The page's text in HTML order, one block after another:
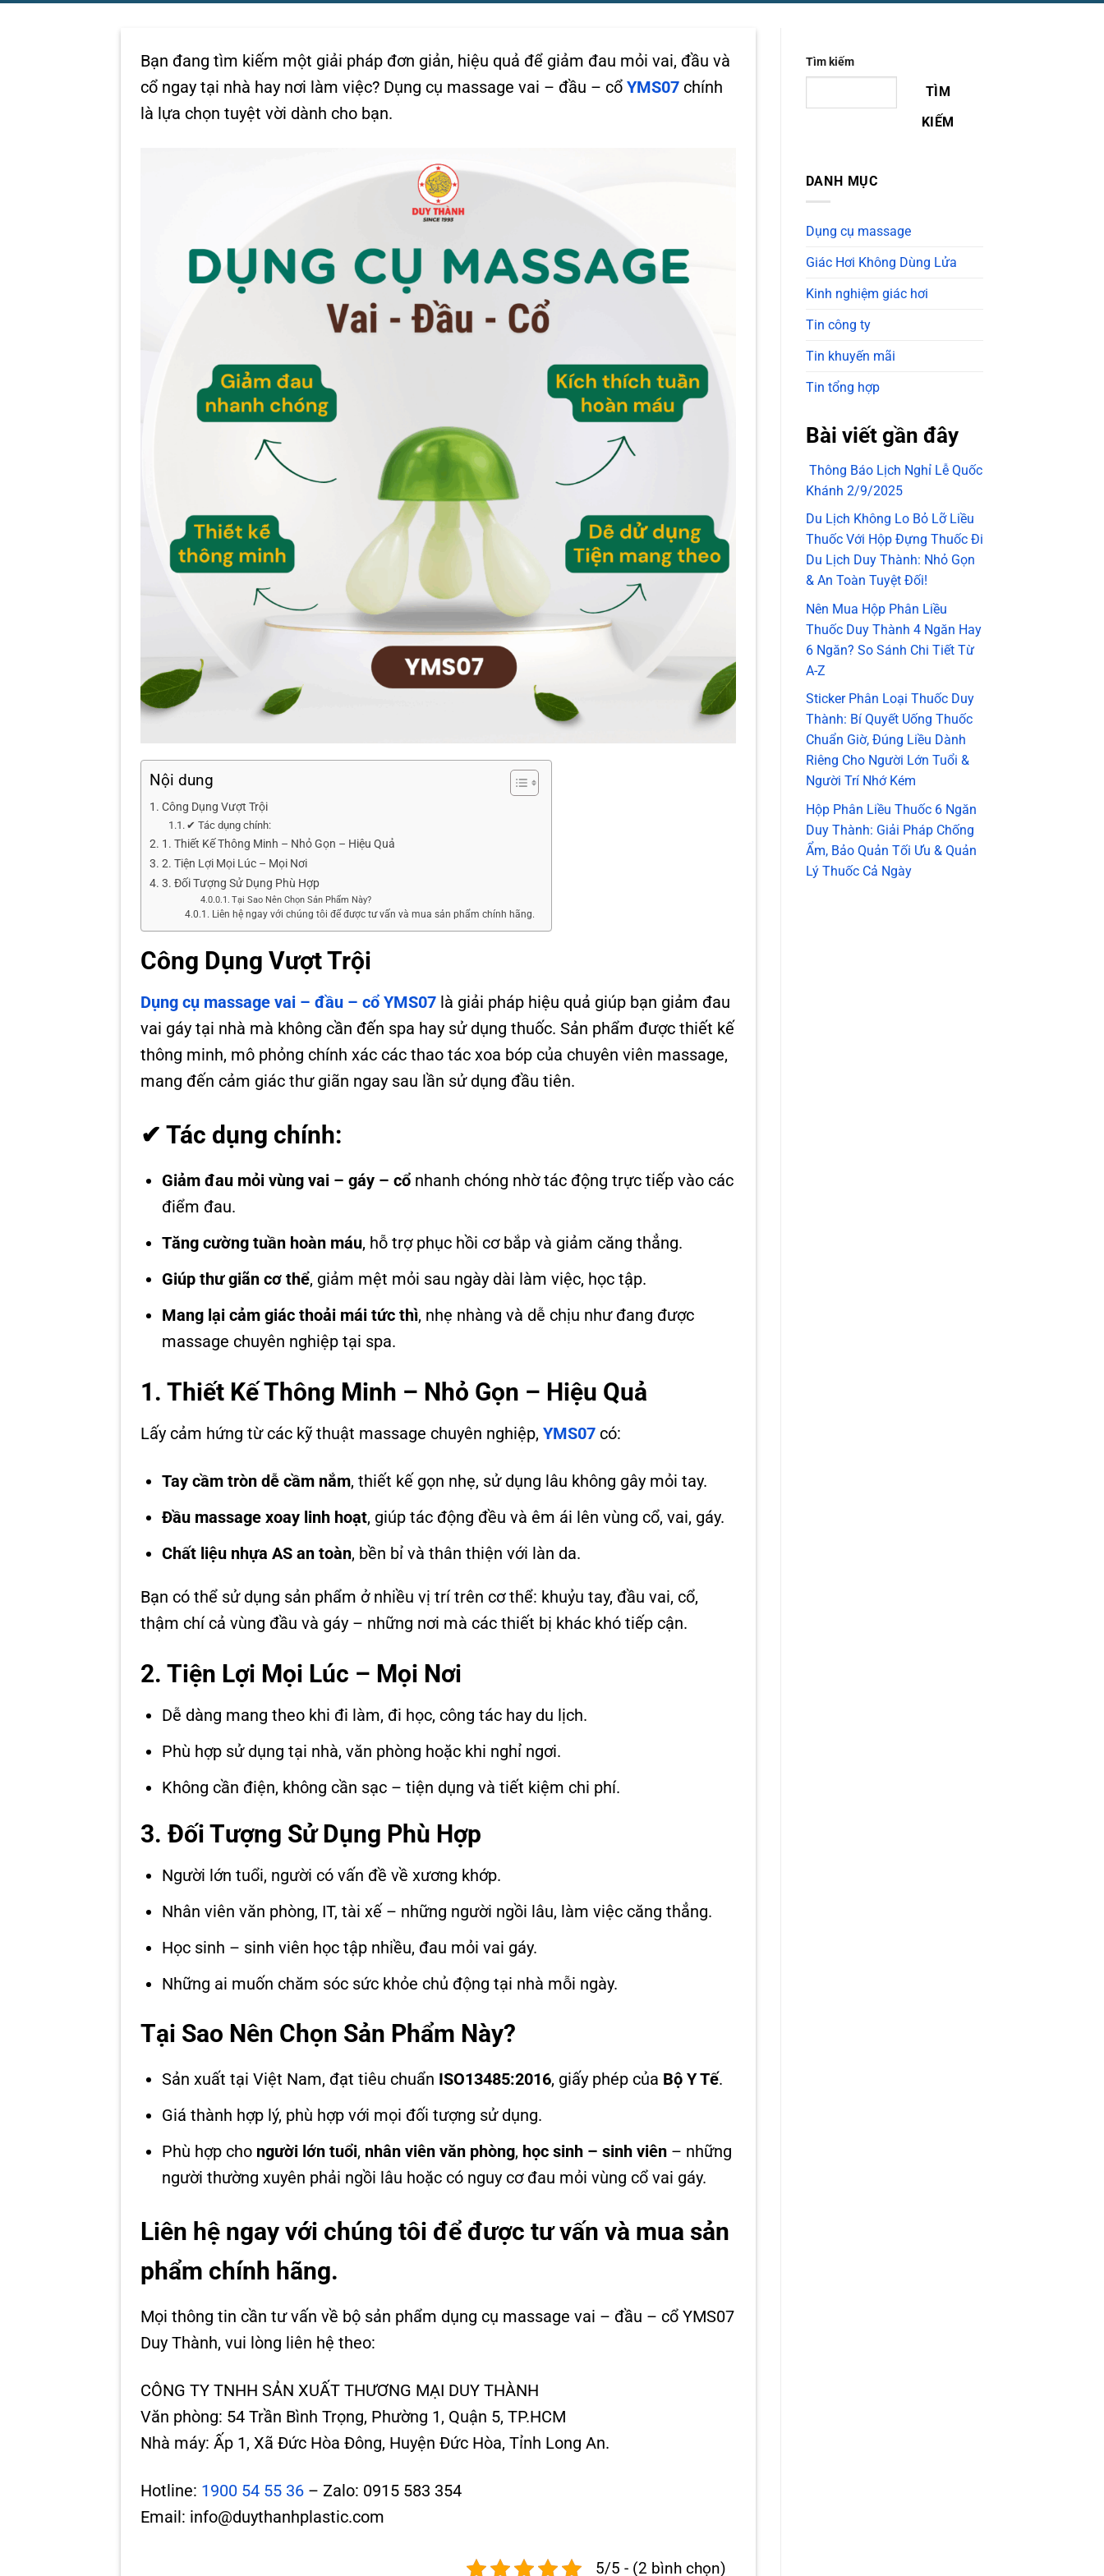
Bạn đang tìm kiếm một giải pháp đơn giản, hiệu quả để giảm đau mỏi vai, đầu và
cổ ngay tại nhà hay nơi làm việc? Dụng cụ massage vai – đầu – cổ YMS07 chính
là lựa chọn tuyệt vời dành cho bạn.
Nội dung
Công Dụng Vượt Trội
✔ Tác dụng chính:
1. Thiết Kế Thông Minh – Nhỏ Gọn – Hiệu Quả
2. Tiện Lợi Mọi Lúc – Mọi Nơi
3. Đối Tượng Sử Dụng Phù Hợp
Tại Sao Nên Chọn Sản Phẩm Này?
Liên hệ ngay với chúng tôi để được tư vấn và mua sản phẩm chính hãng.
Công Dụng Vượt Trội
Dụng cụ massage vai – đầu – cổ YMS07 là giải pháp hiệu quả giúp bạn giảm đau
vai gáy tại nhà mà không cần đến spa hay sử dụng thuốc. Sản phẩm được thiết kế
thông minh, mô phỏng chính xác các thao tác xoa bóp của chuyên viên massage,
mang đến cảm giác thư giãn ngay sau lần sử dụng đầu tiên.
✔ Tác dụng chính:
Giảm đau mỏi vùng vai – gáy – cổ nhanh chóng nhờ tác động trực tiếp vào các
điểm đau.
Tăng cường tuần hoàn máu, hỗ trợ phục hồi cơ bắp và giảm căng thẳng.
Giúp thư giãn cơ thể, giảm mệt mỏi sau ngày dài làm việc, học tập.
Mang lại cảm giác thoải mái tức thì, nhẹ nhàng và dễ chịu như đang được
massage chuyên nghiệp tại spa.
1. Thiết Kế Thông Minh – Nhỏ Gọn – Hiệu Quả
Lấy cảm hứng từ các kỹ thuật massage chuyên nghiệp, YMS07 có:
Tay cầm tròn dễ cầm nắm, thiết kế gọn nhẹ, sử dụng lâu không gây mỏi tay.
Đầu massage xoay linh hoạt, giúp tác động đều và êm ái lên vùng cổ, vai, gáy.
Chất liệu nhựa AS an toàn, bền bỉ và thân thiện với làn da.
Bạn có thể sử dụng sản phẩm ở nhiều vị trí trên cơ thể: khuỷu tay, đầu vai, cổ,
thậm chí cả vùng đầu và gáy – những nơi mà các thiết bị khác khó tiếp cận.
2. Tiện Lợi Mọi Lúc – Mọi Nơi
Dễ dàng mang theo khi đi làm, đi học, công tác hay du lịch.
Phù hợp sử dụng tại nhà, văn phòng hoặc khi nghỉ ngơi.
Không cần điện, không cần sạc – tiện dụng và tiết kiệm chi phí.
3. Đối Tượng Sử Dụng Phù Hợp
Người lớn tuổi, người có vấn đề về xương khớp.
Nhân viên văn phòng, IT, tài xế – những người ngồi lâu, làm việc căng thẳng.
Học sinh – sinh viên học tập nhiều, đau mỏi vai gáy.
Những ai muốn chăm sóc sức khỏe chủ động tại nhà mỗi ngày.
Tại Sao Nên Chọn Sản Phẩm Này?
Sản xuất tại Việt Nam, đạt tiêu chuẩn ISO13485:2016, giấy phép của Bộ Y Tế.
Giá thành hợp lý, phù hợp với mọi đối tượng sử dụng.
Phù hợp cho người lớn tuổi, nhân viên văn phòng, học sinh – sinh viên – những
người thường xuyên phải ngồi lâu hoặc có nguy cơ đau mỏi vùng cổ vai gáy.
Liên hệ ngay với chúng tôi để được tư vấn và mua sản
phẩm chính hãng.
Mọi thông tin cần tư vấn về bộ sản phẩm dụng cụ massage vai – đầu – cổ YMS07
Duy Thành, vui lòng liên hệ theo:
CÔNG TY TNHH SẢN XUẤT THƯƠNG MẠI DUY THÀNH
Văn phòng: 54 Trần Bình Trọng, Phường 1, Quận 5, TP.HCM
Nhà máy: Ấp 1, Xã Đức Hòa Đông, Huyện Đức Hòa, Tỉnh Long An.
Hotline: 1900 54 55 36 – Zalo: 0915 583 354
Email: info@duythanhplastic.com
5/5 - (2 bình chọn)
Tìm kiếm
TÌM
KIẾM
DANH MỤC
Dụng cụ massage
Giác Hơi Không Dùng Lửa
Kinh nghiệm giác hơi
Tin công ty
Tin khuyến mãi
Tin tổng hợp
Bài viết gần đây
Thông Báo Lịch Nghỉ Lễ Quốc
Khánh 2/9/2025
Du Lịch Không Lo Bỏ Lỡ Liều
Thuốc Với Hộp Đựng Thuốc Đi
Du Lịch Duy Thành: Nhỏ Gọn
& An Toàn Tuyệt Đối!
Nên Mua Hộp Phân Liều
Thuốc Duy Thành 4 Ngăn Hay
6 Ngăn? So Sánh Chi Tiết Từ
A-Z
Sticker Phân Loại Thuốc Duy
Thành: Bí Quyết Uống Thuốc
Chuẩn Giờ, Đúng Liều Dành
Riêng Cho Người Lớn Tuổi &
Người Trí Nhớ Kém
Hộp Phân Liều Thuốc 6 Ngăn
Duy Thành: Giải Pháp Chống
Ẩm, Bảo Quản Tối Ưu & Quản
Lý Thuốc Cả Ngày